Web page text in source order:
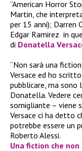
“American Horror
Martin, che
per 15 anni); Darren
Edgar Ramirez in
di Donatella
“Non sarà una
Versace ed ho
pubblicare, ma sono
Donatella. Vedere
somigliante – viene
Versace ci ha detto
potrebbe essere un
Roberto Alessi.
Una fiction che